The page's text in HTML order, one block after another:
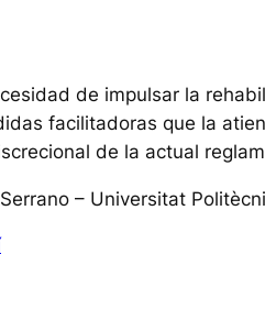
de impulsar la
facilitadoras que la
de la actual
– Universitat